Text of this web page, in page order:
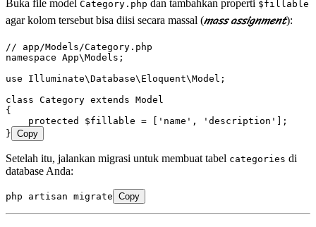
Buka file model Category.php dan tambahkan properti $fillable
agar kolom tersebut bisa diisi secara massal (mass assignment):
// app/Models/Category.php
namespace App\Models ;
use Illuminate\Database\ Eloquent\Model ;
class Category extends Model
{
    protected
$fillable = [ 'name' , 'description' ];
} Copy
Setelah itu, jalankan migrasi untuk membuat tabel categories di
database Anda:
php artisan migrate Copy